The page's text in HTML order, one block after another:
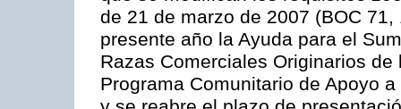
de 21 de marzo de 2007 (BOC
presente año la Ayuda para el
Razas Comerciales Originarios
Programa Comunitario de Apoyo